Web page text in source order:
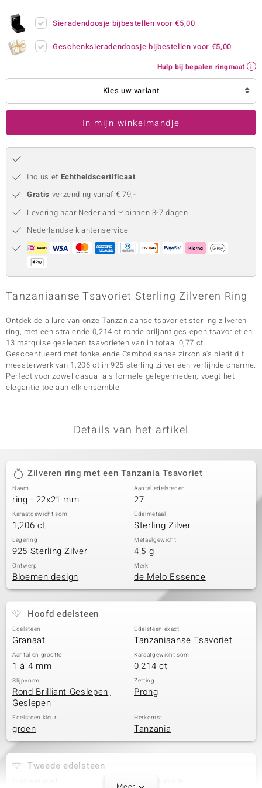
Collection
Sieradendoosje bijbestellen voor€5,00
Geschenksieradendoosje bijbestellen voor €5,00
Hulp bij bepalen ringmaat
Kies uw variant
In mijn winkelmandje
Inclusief Echtheidscertificaat
Gratis verzending vanaf € 79,-
Levering naar Nederland
binnen 3-7 dagen
Nederlandse klantenservice
Tanzaniaanse Tsavoriet Sterling Zilveren Ring
Ontdek de allure van onze Tanzaniaanse tsavoriet sterling zilveren
ring, met een stralende 0,214 ct ronde briljant geslepen tsavoriet en
13 marquise geslepen tsavorieten van in totaal 0,77 ct.
Geaccentueerd met fonkelende Cambodjaanse zirkonia's biedt dit
meesterwerk van 1,206 ct in 925 sterling zilver een verfijnde charme.
Perfect voor zowel casual als formele gelegenheden, voegt het
elegantie toe aan elk ensemble.
Details van het artikel
Zilveren ring met een Tanzania Tsavoriet
Naam
ring - 22x21 mm
Aantal edelstenen
27
Karaatgewicht som
1,206 ct
Edelmetaal
Sterling Zilver
Legering
925 Sterling Zilver
Metaalgewicht
4,5 g
Ontwerp
Bloemen design
Merk
de Melo Essence
Hoofd edelsteen
Edelsteen
Granaat
Edelsteen exact
Tanzaniaanse Tsavoriet
Aantal en grootte
1 à 4 mm
Karaatgewicht som
0,214 ct
Slijpvorm
Rond Brilliant Geslepen,
Geslepen
Zetting
Prong
Edelsteen kleur
groen
Herkomst
Tanzania
Tweede edelsteen